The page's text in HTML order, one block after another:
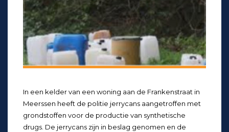
In een kelder van een woning aan de Frankenstraat in
Meerssen heeft de politie jerrycans aangetroffen met
grondstoffen voor de productie van synthetische
drugs. De jerrycans zijn in beslag genomen en de